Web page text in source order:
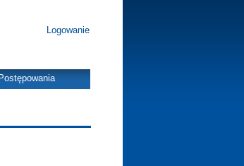
Logowanie